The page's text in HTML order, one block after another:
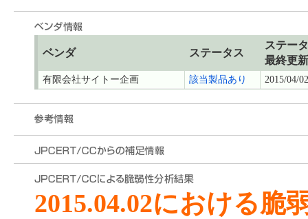
ベンダ ステータス
ステー
最終更
有限会社サイトー企画 該当製品あり 2015/04/02
2015.04.02における脆